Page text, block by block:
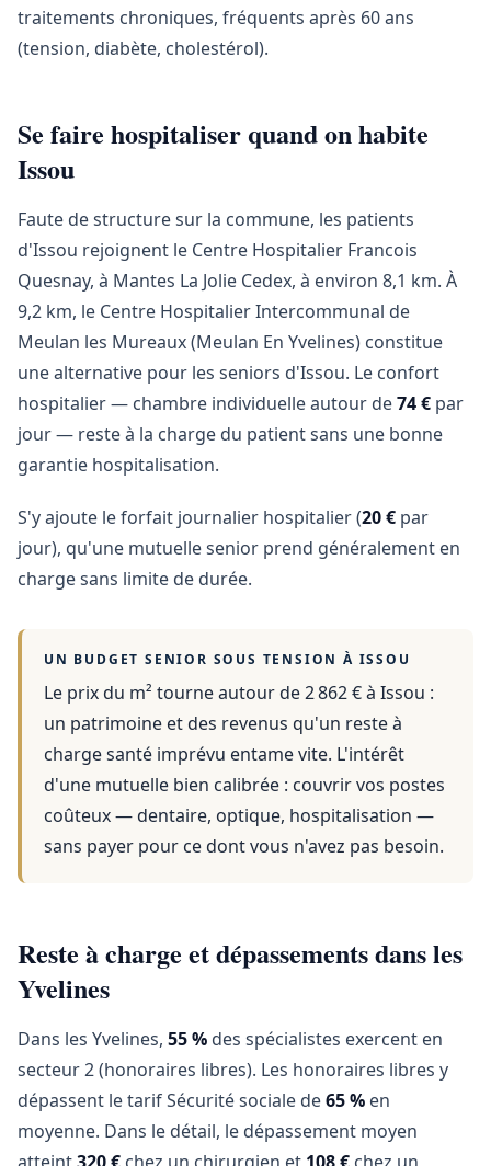
traitements chroniques, fréquents après 60 ans
(tension, diabète, cholestérol).
Se faire hospitaliser quand on habite
Issou
Faute de structure sur la commune, les patients
d'Issou rejoignent le Centre Hospitalier Francois
Quesnay, à Mantes La Jolie Cedex, à environ 8,1 km. À
9,2 km, le Centre Hospitalier Intercommunal de
Meulan les Mureaux (Meulan En Yvelines) constitue
une alternative pour les seniors d'Issou. Le confort
hospitalier — chambre individuelle autour de74 € par
jour — reste à la charge du patient sans une bonne
garantie hospitalisation.
S'y ajoute le forfait journalier hospitalier (20 € par
jour), qu'une mutuelle senior prend généralement en
charge sans limite de durée.
UN BUDGET SENIOR SOUS TENSION À ISSOU
Le prix du m² tourne autour de 2 862 €à Issou :
un patrimoine et des revenus qu'un reste à
charge santé imprévu entame vite. L'intérêt
d'une mutuelle bien calibrée : couvrir vos postes
coûteux — dentaire, optique, hospitalisation —
sans payer pour ce dont vous n'avez pas besoin.
Reste à charge et dépassements dans les
Yvelines
Dans les Yvelines, 55 % des spécialistes exercent en
secteur 2 (honoraires libres). Les honoraires libres y
dépassent le tarif Sécurité sociale de65 % en
moyenne. Dans le détail, le dépassement moyen